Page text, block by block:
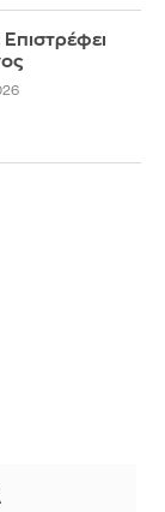
Επιστρέφει